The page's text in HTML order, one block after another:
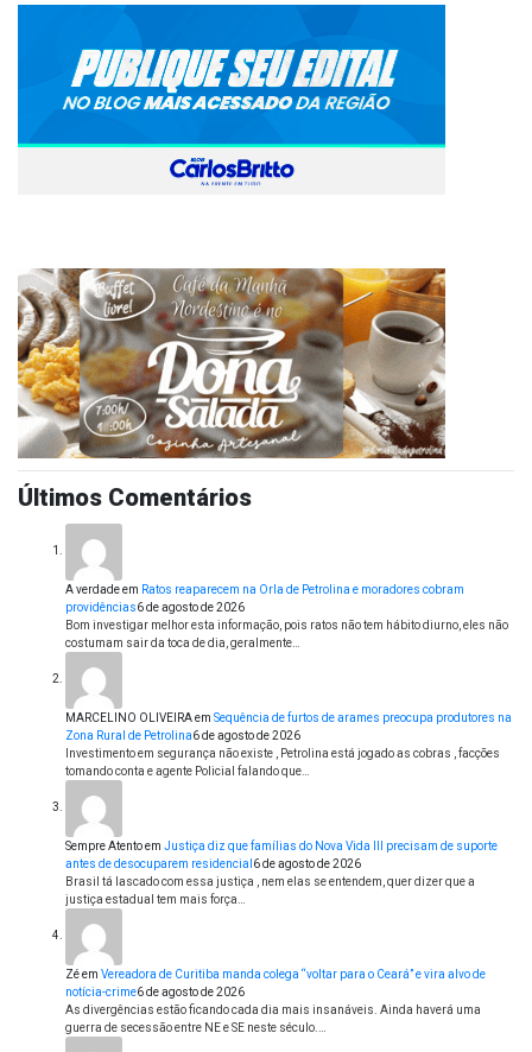
Últimos Comentários
A verdadeem Ratos reaparecem na Orla de Petrolina e moradores cobram
providências6 de agosto de 2026
Bom investigar melhor esta informação, pois ratos não tem hábito diurno, eles não
costumam sair da toca de dia, geralmente…
MARCELINO OLIVEIRAem Sequência de furtos de arames preocupa produtores na
Zona Rural de Petrolina6 de agosto de 2026
Investimento em segurança não existe , Petrolina está jogado as cobras , facções
tomando conta e agente Policial falando que…
Sempre Atentoem Justiça diz que famílias do Nova Vida III precisam de suporte
antes de desocuparem residencial 6 de agosto de 2026
Brasil tá lascado com essa justiça , nem elas se entendem, quer dizer que a
justiça estadual tem mais força…
Zéem Vereadora de Curitiba manda colega “voltar para o Ceará” e vira alvo de
notícia-crime6 de agosto de 2026
As divergências estão ficando cada dia mais insanáveis. Ainda haverá uma
guerra de secessão entre NE e SE neste século.…